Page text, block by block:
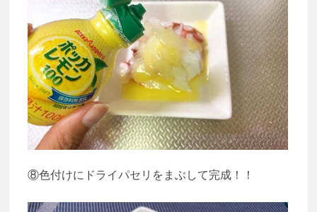
⑧色付けにドライパセリをまぶして完成！！